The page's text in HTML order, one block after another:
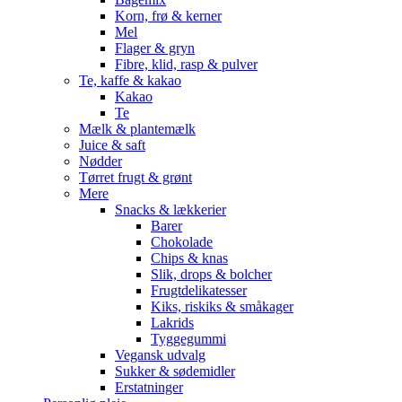
Korn, frø & kerner
Mel
Flager & gryn
Fibre, klid, rasp & pulver
Te, kaffe & kakao
Kakao
Te
Mælk & plantemælk
Juice & saft
Nødder
Tørret frugt & grønt
Mere
Snacks & lækkerier
Barer
Chokolade
Chips & knas
Slik, drops & bolcher
Frugtdelikatesser
Kiks, riskiks & småkager
Lakrids
Tyggegummi
Vegansk udvalg
Sukker & sødemidler
Erstatninger